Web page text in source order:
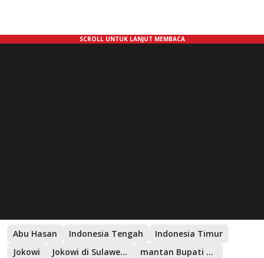
Abu Hasan Indonesia Tengah
Indonesia Timur
Jokowi
Jokowi di Sulawesi Tenggara
mantan Bupati Buton Utara